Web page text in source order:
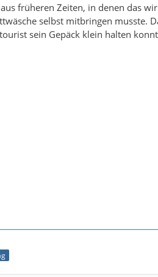
früheren Zeiten, in denen das
selbst mitbringen musste.
sein Gepäck klein halten